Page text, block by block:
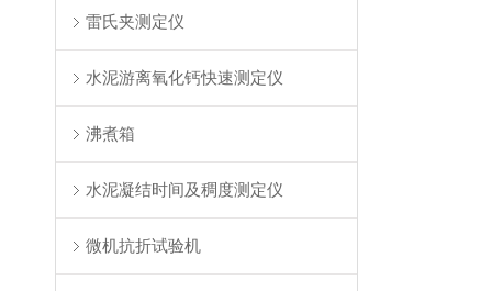
雷氏夹测定仪
水泥游离氧化钙快速测定仪
沸煮箱
水泥凝结时间及稠度测定仪
微机抗折试验机